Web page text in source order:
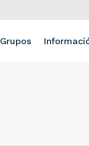
Grupos